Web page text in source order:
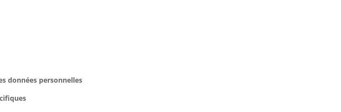
données personnelles